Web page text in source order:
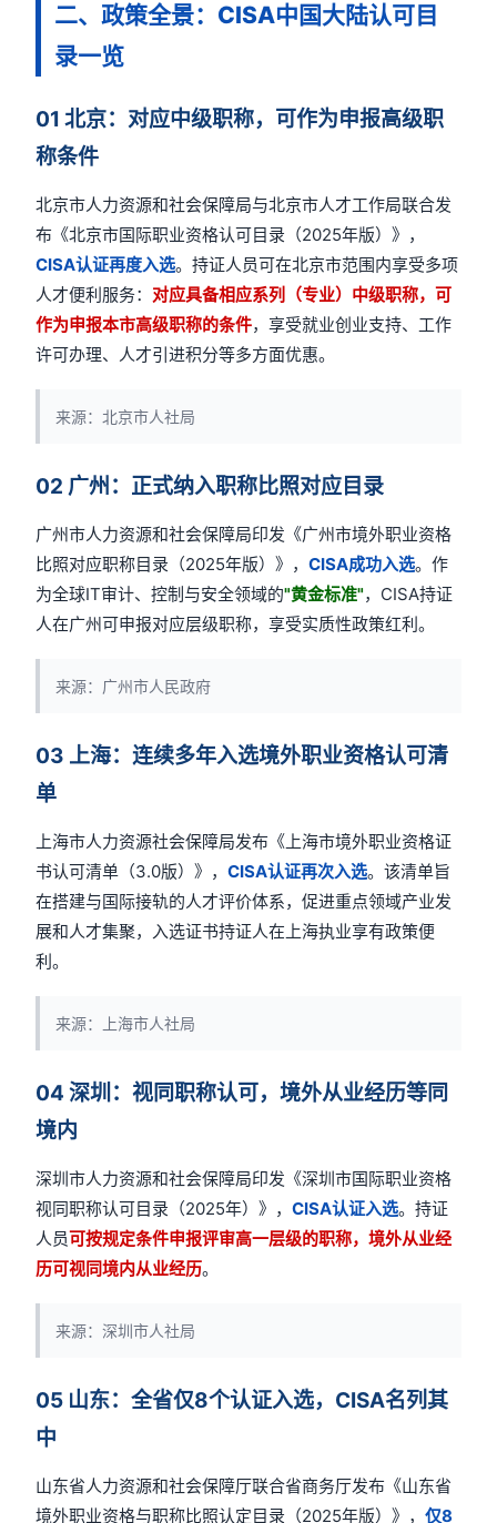
二、政策全景：CISA中国大陆认可目
录一览
01 北京：对应中级职称，可作为申报高级职
称条件
北京市人力资源和社会保障局与北京市人才工作局联合发
布《北京市国际职业资格认可目录（2025年版）》，
CISA认证再度入选。持证人员可在北京市范围内享受多项
人才便利服务： 对应具备相应系列（专业）中级职称，可
作为申报本市高级职称的条件，享受就业创业支持、工作
许可办理、人才引进积分等多方面优惠。
来源：北京市人社局
02 广州：正式纳入职称比照对应目录
广州市人力资源和社会保障局印发《广州市境外职业资格
比照对应职称目录（2025年版）》，CISA成功入选。作
为全球IT审计、控制与安全领域的"黄金标准"，CISA持证
人在广州可申报对应层级职称，享受实质性政策红利。
来源：广州市人民政府
03 上海：连续多年入选境外职业资格认可清
单
上海市人力资源社会保障局发布《上海市境外职业资格证
书认可清单（3.0版）》，CISA认证再次入选。该清单旨
在搭建与国际接轨的人才评价体系，促进重点领域产业发
展和人才集聚，入选证书持证人在上海执业享有政策便
利。
来源：上海市人社局
04 深圳：视同职称认可，境外从业经历等同
境内
深圳市人力资源和社会保障局印发《深圳市国际职业资格
视同职称认可目录（2025年）》，CISA认证入选。持证
人员可按规定条件申报评审高一层级的职称，境外从业经
历可视同境内从业经历。
来源：深圳市人社局
05 山东：全省仅8个认证入选，CISA名列其
中
山东省人力资源和社会保障厅联合省商务厅发布《山东省
境外职业资格与职称比照认定目录（2025年版）》，仅8